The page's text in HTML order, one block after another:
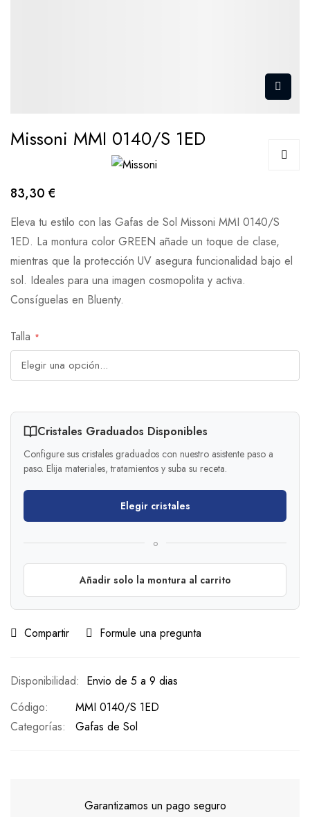
Missoni MMI 0140/S 1ED
83,30 €
Eleva tu estilo con las Gafas de Sol Missoni MMI 0140/S
1ED. La montura color GREEN añade un toque de clase,
mientras que la protección UV asegura funcionalidad bajo el
sol. Ideales para una imagen cosmopolita y activa.
Consíguelas en Bluenty.
Talla
Cristales Graduados Disponibles
Configure sus cristales graduados con nuestro asistente paso a
paso. Elija materiales, tratamientos y suba su receta.
Elegir cristales
o
Añadir solo la montura al carrito
Compartir Formule una pregunta
Envio de 5 a 9 dias
Código
MMI 0140/S 1ED
Categorías:
Gafas de Sol
Garantizamos un pago seguro